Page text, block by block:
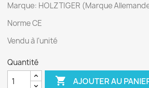
Marque: HOLZTIGER (Marque
Norme CE
Vendu à l'unité
Quantité
 AJOUTER AU